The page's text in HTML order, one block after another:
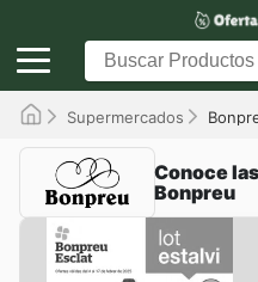
Supermercados
Conoce
Bonpreu